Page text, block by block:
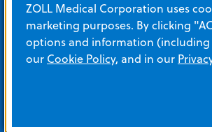
Enlaces rápidos
Acerca de ZOLL
Responsibility
Gestión de
Hospital
ZOLL Medical Corporation uses
marketing purposes. By clicking
options and information
our Cookie Policy, and in our